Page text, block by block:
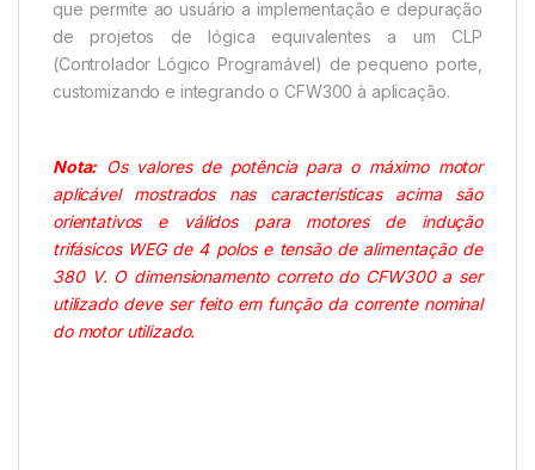
que permite ao usuário a implementação e depuração
de projetos de lógica equivalentes a um CLP
(Controlador Lógico Programável) de pequeno porte,
customizando e integrando o CFW300 à aplicação.
Nota: Os valores de potência para o máximo motor
aplicável mostrados nas características acima são
orientativos e válidos para motores de indução
trifásicos WEG de 4 polos e tensão de alimentação de
380 V. O dimensionamento correto do CFW300 a ser
utilizado deve ser feito em função da corrente nominal
do motor utilizado.